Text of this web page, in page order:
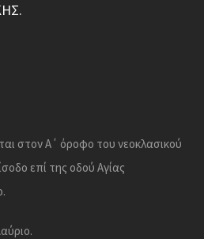
στον Α΄ όροφο του νεοκλασικού
επί της οδού Αγίας